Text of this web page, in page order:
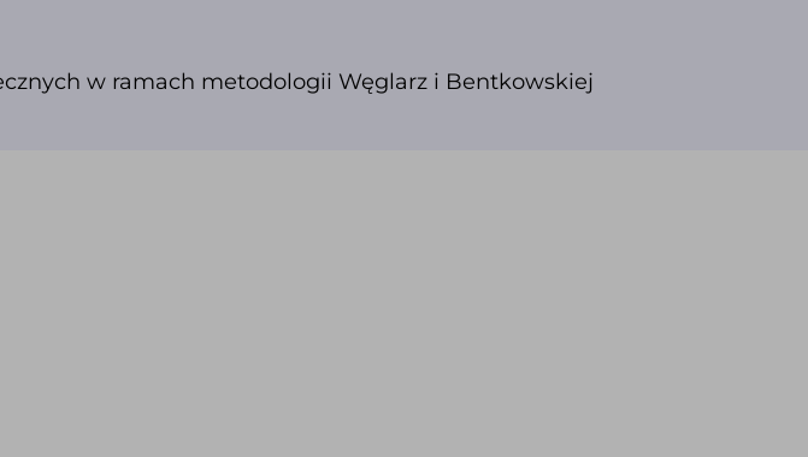
w ramach metodologii Węglarz i Bentkowskiej